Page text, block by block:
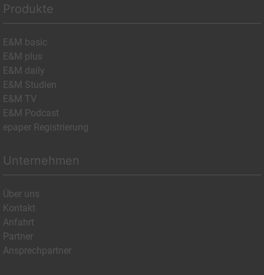
Produkte
E&M basic
E&M plus
E&M daily
E&M Studien
E&M TV
E&M Podcast
epaper Registrierung
Unternehmen
Über uns
Kontakt
Anfahrt
Partner
Ansprechpartner